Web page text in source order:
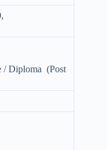
/ Diploma (Post